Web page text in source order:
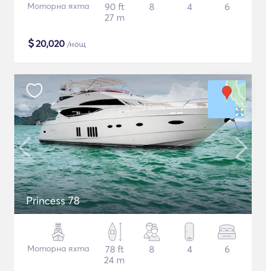
Моторна яхта
90 ft
27 m
8 4 6
$20,020 /нощ
Princess 78
Моторна яхта
78 ft
24 m
8 4 6